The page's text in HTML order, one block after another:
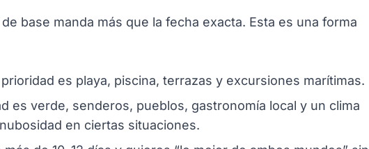
base manda más que la fecha exacta. Esta es una forma
es playa, piscina, terrazas y excursiones marítimas.
es verde, senderos, pueblos, gastronomía local y un clima
en ciertas situaciones.